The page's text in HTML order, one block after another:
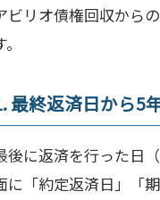
ビリオ債権回収から
最終返済日から5
後に返済を行った日
に「約定返済日」「